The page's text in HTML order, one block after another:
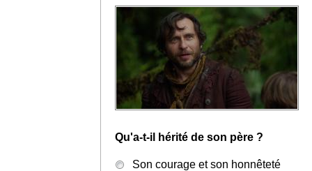
Qu'a-t-il hérité de son père ?
Son courage et son honnêteté